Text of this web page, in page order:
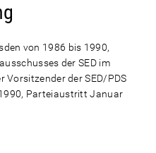
von 1986 bis 1990,
der SED im
Vorsitzender der SED/PDS
Parteiaustritt Januar